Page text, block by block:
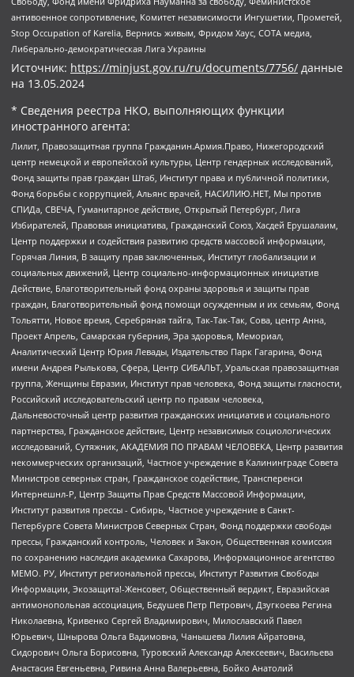
антивоенное сопротивление, Комитет независимости Ингушетии, Прометей,
Stop Occupation of Karelia, Вернись живым, Фридом Хаус, СОТА медиа,
Либерально-демократическая Лига Украины
Источник: https://minjust.gov.ru/ru/documents/7756/ данные
на 13.05.2024
* Сведения реестра НКО, выполняющих функции
иностранного агента:
Лилит, Правозащитная группа Гражданин.Армия.Право, Нижегородский
центр немецкой и европейской культуры, Центр гендерных исследований,
Фонд защиты прав граждан Штаб, Институт права и публичной политики,
Фонд борьбы с коррупцией, Альянс врачей, НАСИЛИЮ.НЕТ, Мы против
СПИДа, СВЕЧА, Гуманитарное действие, Открытый Петербург, Лига
Избирателей, Правовая инициатива, Гражданский Союз, Хасдей Ерушалаим,
Центр поддержки и содействия развитию средств массовой информации,
Горячая Линия, В защиту прав заключенных, Институт глобализации и
социальных движений, Центр социально-информационных инициатив
Действие, Благотворительный фонд охраны здоровья и защиты прав
граждан, Благотворительный фонд помощи осужденным и их семьям, Фонд
Тольятти, Новое время, Серебряная тайга, Так-Так-Так, Сова, центр Анна,
Проект Апрель, Самарская губерния, Эра здоровья, Мемориал,
Аналитический Центр Юрия Левады, Издательство Парк Гагарина, Фонд
имени Андрея Рылькова, Сфера, Центр СИБАЛЬТ, Уральская правозащитная
группа, Женщины Евразии, Институт прав человека, Фонд защиты гласности,
Российский исследовательский центр по правам человека,
Дальневосточный центр развития гражданских инициатив и социального
партнерства, Гражданское действие, Центр независимых социологических
исследований, Сутяжник, АКАДЕМИЯ ПО ПРАВАМ ЧЕЛОВЕКА, Центр развития
некоммерческих организаций, Частное учреждение в Калининграде Совета
Министров северных стран, Гражданское содействие, Трансперенси
Интернешнл-Р, Центр Защиты Прав Средств Массовой Информации,
Институт развития прессы - Сибирь, Частное учреждение в Санкт-
Петербурге Совета Министров Северных Стран, Фонд поддержки свободы
прессы, Гражданский контроль, Человек и Закон, Общественная комиссия
по сохранению наследия академика Сахарова, Информационное агентство
МЕМО. РУ, Институт региональной прессы, Институт Развития Свободы
Информации, Экозащита!-Женсовет, Общественный вердикт, Евразийская
антимонопольная ассоциация, Бедушев Петр Петрович, Дзугкоева Регина
Николаевна, Кривенко Сергей Владимирович, Милославский Павел
Юрьевич, Шнырова Ольга Вадимовна, Чанышева Лилия Айратовна,
Сидорович Ольга Борисовна, Туровский Александр Алексеевич, Васильева
Анастасия Евгеньевна, Ривина Анна Валерьевна, Бойко Анатолий